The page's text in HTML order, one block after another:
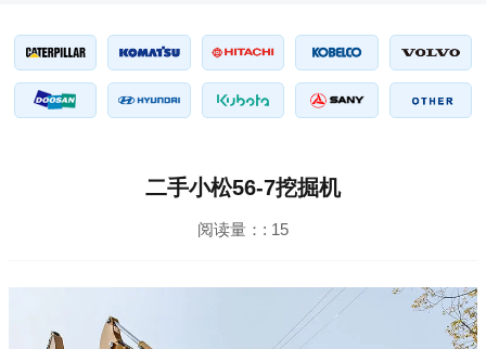
二手小松56-7挖掘机
阅读量：: 15